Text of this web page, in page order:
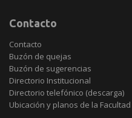
Contacto
Contacto
Buzón de quejas
Buzón de sugerencias
Directorio Institucional
Directorio telefónico (descarga)
Ubicación y planos de la Facultad